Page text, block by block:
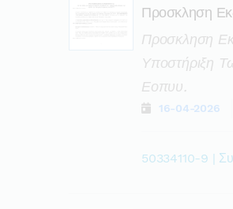
Προσκληση
Προσκληση
Υποστήριξη
Εοπυυ.
16-04-2026
50334110-9 |